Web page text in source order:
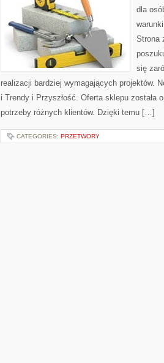
dla
Strona
się
realizacji bardziej wymagających projektów.
i Trendy i Przyszłość. Oferta sklepu została
potrzeby różnych klientów. Dzięki temu […]
CATEGORIES: PRZETWORY